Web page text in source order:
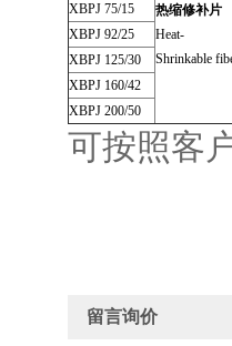
热缩修补片
Heat-
Shrinkable
XBPJ 75/15
XBPJ 92/25
XBPJ 125/30
XBPJ 160/42
XBPJ 200/50
可按照客
留言询价